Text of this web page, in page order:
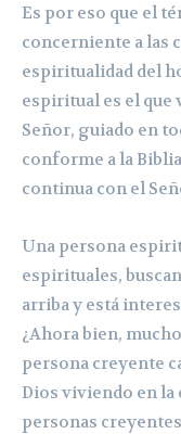
Es por eso que el
concerniente a las
espiritualidad del
espiritual es el que
Señor, guiado en
conforme a la
continua con el
Una persona
espirituales,
arriba y está
¿Ahora bien,
persona creyente
Dios viviendo en la
personas